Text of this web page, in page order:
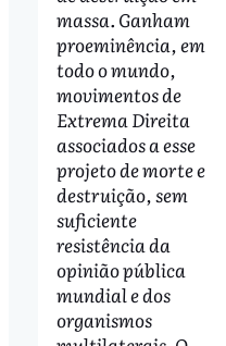
massa. Ganham
proeminência, em
todo o mundo,
movimentos de
Extrema Direita
associados a esse
projeto de morte e
destruição, sem
suficiente
resistência da
opinião pública
mundial e dos
organismos